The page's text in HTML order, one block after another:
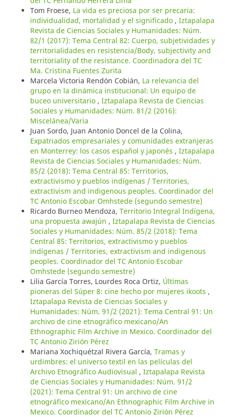
Tom Froese, La vida es preciosa por ser precaria:
individualidad, mortalidad y el significado , Iztapalapa
Revista de Ciencias Sociales y Humanidades: Núm.
82/1 (2017): Tema Central 82: Cuerpo, subjetividades y
territorialidades en resistencia/Body, subjectivity and
territoriality of the resistance. Coordinadora del TC
Ma. Cristina Fuentes Zurita
Marcela Victoria Rendón Cobián, La relevancia del
grupo en la dinámica institucional: Un equipo de
buceo universitario , Iztapalapa Revista de Ciencias
Sociales y Humanidades: Núm. 81/2 (2016):
Miscelánea/Varia
Juan Sordo, Juan Antonio Doncel de la Colina,
Expatriados empresariales y comunidades extranjeras
en Monterrey: los casos español y japonés , Iztapalapa
Revista de Ciencias Sociales y Humanidades: Núm.
85/2 (2018): Tema Central 85: Territorios,
extractivismo y pueblos indígenas / Territories,
extractivism and indigenous peoples. Coordinador del
TC Antonio Escobar Omhstede (segundo semestre)
Ricardo Burneo Mendoza, Territorio Integral Indígena,
una propuesta awajún , Iztapalapa Revista de Ciencias
Sociales y Humanidades: Núm. 85/2 (2018): Tema
Central 85: Territorios, extractivismo y pueblos
indígenas / Territories, extractivism and indigenous
peoples. Coordinador del TC Antonio Escobar
Omhstede (segundo semestre)
Lilia García Torres, Lourdes Roca Ortiz, Últimas
pioneras del Súper 8: cine hecho por mujeres ikoots ,
Iztapalapa Revista de Ciencias Sociales y
Humanidades: Núm. 91/2 (2021): Tema Central 91: Un
archivo de cine etnográfico mexicano/An
Ethnographic Film Archive in Mexico. Coordinador del
TC Antonio Zirión Pérez
Mariana Xochiquétzal Rivera García, Tramas y
urdimbres: el universo textil en las películas del
Archivo Etnográfico Audiovisual , Iztapalapa Revista
de Ciencias Sociales y Humanidades: Núm. 91/2
(2021): Tema Central 91: Un archivo de cine
etnográfico mexicano/An Ethnographic Film Archive in
Mexico. Coordinador del TC Antonio Zirión Pérez